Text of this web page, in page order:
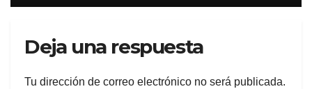
Deja una respuesta
Tu dirección de correo electrónico no será publicada.